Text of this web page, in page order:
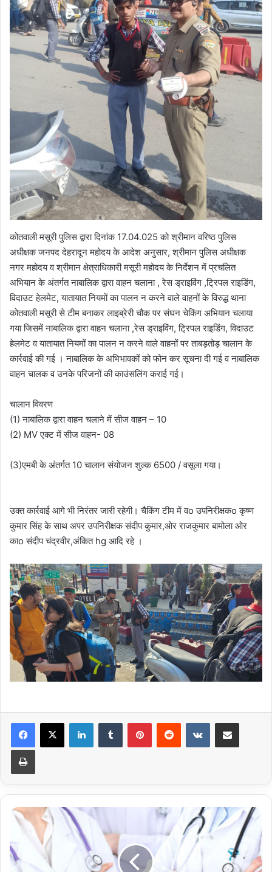
कोतवाली मसूरी पुलिस द्वारा दिनांक 17.04.025 को श्रीमान वरिष्ठ पुलिस
अधीक्षक जनपद देहरादून महोदय के आदेश अनुसार, श्रीमान पुलिस अधीक्षक
नगर महोदय व श्रीमान क्षेत्राधिकारी मसूरी महोदय के निर्देशन में प्रचलित
अभियान के अंतर्गत नाबालिक द्वारा वाहन चलाना , रेस ड्राइविंग ,ट्रिपल राइडिंग,
विदाउट हेलमेट, यातायात नियमों का पालन न करने वाले वाहनों के विरुद्ध थाना
कोतवाली मसूरी से टीम बनाकर लाइब्रेरी चौक पर संघन चेकिंग अभियान चलाया
गया जिसमें नाबालिक द्वारा वाहन चलाना ,रेस ड्राइविंग, ट्रिपल राइडिंग, विदाउट
हेलमेट व यातायात नियमों का पालन न करने वाले वाहनों पर ताबड़तोड़ चालान के
कार्रवाई की गई । नाबालिक के अभिभावकों को फोन कर सूचना दी गई व नाबालिक
वाहन चालक व उनके परिजनों की काउंसलिंग कराई गई।
चालान विवरण
(1) नाबालिक द्वारा वाहन चलाने में सीज वाहन – 10
(2) MV एक्ट में सीज वाहन- 08
(3)एमबी के अंतर्गत 10 चालान संयोजन शुल्क 6500 / वसूला गया।
उक्त कार्रवाई आगे भी निरंतर जारी रहेगी। चैकिंग टीम में वo उपनिरीक्षकo कृष्ण
कुमार सिंह के साथ अपर उपनिरीक्षक संदीप कुमार,ओर राजकुमार बामोला ओर
काo संदीप चंद्रवीर,अंकित hg आदि रहे ।
LinkedInTumblr PinterestReddit VKontakteShare via Email
Print
चिकित्सा
शिक्षा
को
मिली